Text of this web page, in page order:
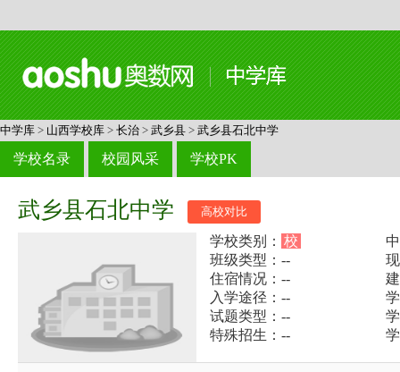
中学库 > 山西学校库 > 长治 > 武乡县 > 武乡县石北中学
学校名录 校园风采 学校PK
武乡县石北中学 高校对比
学校类别： 校
班级类型：--
住宿情况：--
入学途径：--
试题类型：--
特殊招生：--